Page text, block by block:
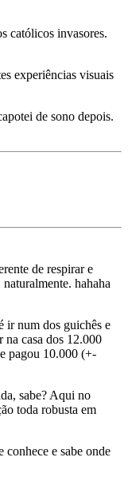
católicos invasores.
experiências visuais
de sono depois.
de respirar e
hahaha
ir num dos guichês e
na casa dos 12.000
pagou 10.000 (+-
sabe? Aqui no
toda robusta em
conhece e sabe onde